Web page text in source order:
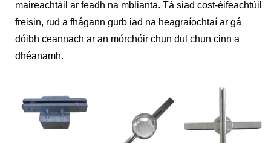
maireachtáil ar feadh na mblianta. Tá siad cost-éifeachtúil
freisin, rud a fhágann gurb iad na heagraíochtaí ar gá
dóibh ceannach ar an mórchóir chun dul chun cinn a
dhéanamh.